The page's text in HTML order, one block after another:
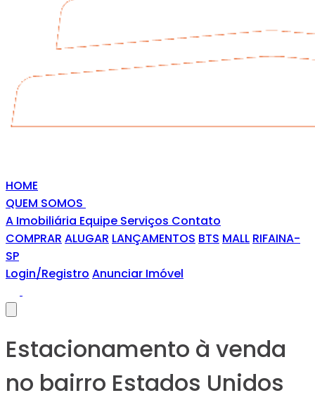
HOME
QUEM SOMOS
A Imobiliária Equipe Serviços Contato
COMPRAR ALUGAR LANÇAMENTOS BTS MALL RIFAINA-
SP
Login/Registro Anunciar Imóvel
Estacionamento à venda
no bairro Estados Unidos